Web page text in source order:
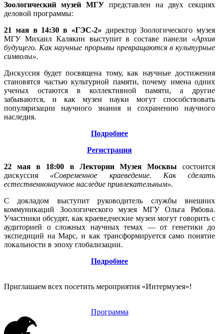
Зоологический музей МГУ представлен на двух секциях
деловой программы:
21 мая в 14:30 в «ГЭС-2» директор Зоологического музея
МГУ Михаил Калякин выступит в составе панели «Архив
будущего. Как научные прорывы превращаются в культурные
символы».
Дискуссия будет посвящена тому, как научные достижения
становятся частью культурной памяти, почему имена одних
ученых остаются в коллективной памяти, а другие
забываются, и как музеи науки могут способствовать
популяризации научного знания и сохранению научного
наследия.
Подробнее
Регистрация
22 мая в 18:00 в Лектории Музея Москвы состоится
дискуссия «Современное краеведение. Как сделать
естественнонаучное наследие привлекательным».
С докладом выступит руководитель службы внешних
коммуникаций Зоологического музея МГУ Ольга Рябова.
Участники обсудят, как краеведческие музеи могут говорить с
аудиторией о сложных научных темах — от генетики до
экспедиций на Марс, и как трансформируется само понятие
локальности в эпоху глобализации.
Подробнее
Приглашаем всех посетить мероприятия «Интермузея»!
Программа